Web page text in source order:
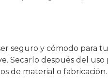
seguro y cómodo para
Secarlo después del uso
de material o fabricación.